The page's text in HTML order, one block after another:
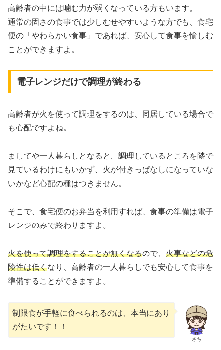
高齢者の中には噛む力が弱くなっている方もいます。
通常の固さの食事では少しむせやすいような方でも、食宅
便の「やわらかい食事」であれば、安心して食事を愉しむ
ことができますよ。
電子レンジだけで調理が終わる
高齢者が火を使って調理をするのは、同居している場合で
も心配ですよね。
ましてや一人暮らしとなると、調理しているところを隣で
見ているわけにもいかず、火が付きっぱなしになっていな
いかなど心配の種はつきません。
そこで、食宅便のお弁当を利用すれば、食事の準備は電子
レンジのみで終わりますよ。
火を使って調理をすることが無くなるので、 火事などの危
険性は低くなり、高齢者の一人暮らしでも安心して食事を
準備することができますよ。
さち
制限食が手軽に食べられるのは、本当にあり
がたいです！！